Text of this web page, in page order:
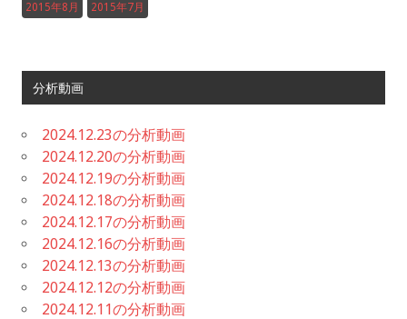
2015年8月 2015年7月
分析動画
2024.12.23の分析動画
2024.12.20の分析動画
2024.12.19の分析動画
2024.12.18の分析動画
2024.12.17の分析動画
2024.12.16の分析動画
2024.12.13の分析動画
2024.12.12の分析動画
2024.12.11の分析動画